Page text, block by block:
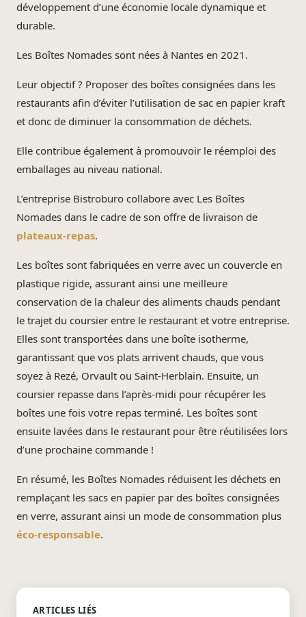
développement d’une économie locale dynamique et
durable.
Les Boîtes Nomades sont nées à Nantes en 2021.
Leur objectif ? Proposer des boîtes consignées dans les
restaurants afin d’éviter l’utilisation de sac en papier kraft
et donc de diminuer la consommation de déchets.
Elle contribue également à promouvoir le réemploi des
emballages au niveau national.
L’entreprise Bistroburo collabore avec Les Boîtes
Nomades dans le cadre de son offre de livraison de
plateaux-repas.
Les boîtes sont fabriquées en verre avec un couvercle en
plastique rigide, assurant ainsi une meilleure
conservation de la chaleur des aliments chauds pendant
le trajet du coursier entre le restaurant et votre entreprise.
Elles sont transportées dans une boîte isotherme,
garantissant que vos plats arrivent chauds, que vous
soyez à Rezé, Orvault ou Saint-Herblain. Ensuite, un
coursier repasse dans l’après-midi pour récupérer les
boîtes une fois votre repas terminé. Les boîtes sont
ensuite lavées dans le restaurant pour être réutilisées lors
d’une prochaine commande !
En résumé, les Boîtes Nomades réduisent les déchets en
remplaçant les sacs en papier par des boîtes consignées
en verre, assurant ainsi un mode de consommation plus
éco-responsable.
ARTICLES LIÉS